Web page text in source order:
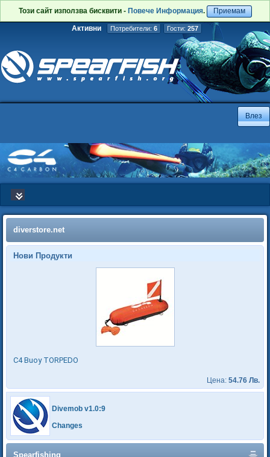
Този сайт използва бисквити - Повече Информация. Приемам
Активни Потребители: 6 Гости: 257
diverstore.net
Нови Продукти
C4 Buoy TORPEDO
Цена: 54.76 Лв.
Divemob v1.0:9
Changes
Spearfishing